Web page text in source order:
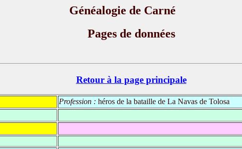
Généalogie de Carné
Pages de données
Retour à la page principale
Profession : héros de la bataille de La Navas de Tolosa